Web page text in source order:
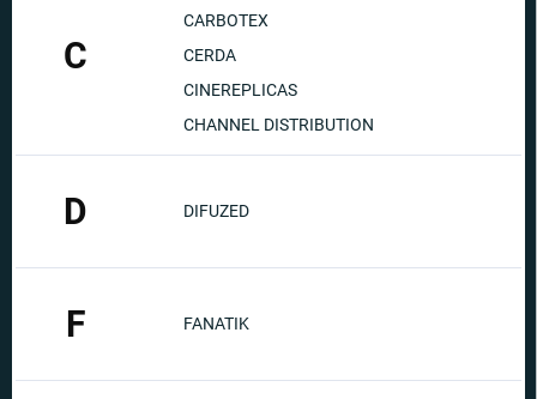
C
CARBOTEX
CERDA
CINEREPLICAS
CHANNEL DISTRIBUTION
D DIFUZED
F FANATIK